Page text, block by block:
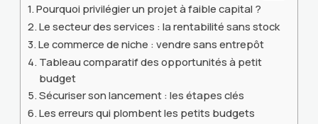
Pourquoi privilégier un projet à faible capital ?
Le secteur des services : la rentabilité sans stock
Le commerce de niche : vendre sans entrepôt
Tableau comparatif des opportunités à petit
budget
Sécuriser son lancement : les étapes clés
Les erreurs qui plombent les petits budgets